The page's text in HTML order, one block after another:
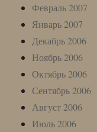
Февраль 2007
Январь 2007
Декабрь 2006
Ноябрь 2006
Октябрь 2006
Сентябрь 2006
Август 2006
Июль 2006